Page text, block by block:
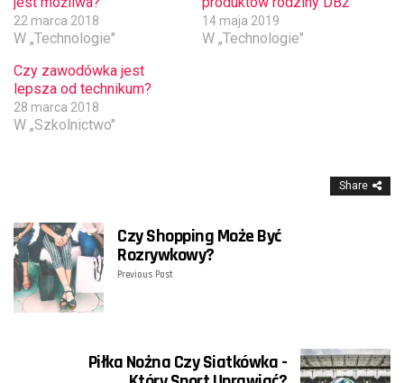
22 marca 2018
W „Technologie"
14 maja 2019
W „Technologie"
Czy zawodówka jest
lepsza od technikum?
28 marca 2018
W „Szkolnictwo"
Share
Czy Shopping Może Być
Rozrywkowy?
Previous Post
Piłka Nożna Czy Siatkówka -